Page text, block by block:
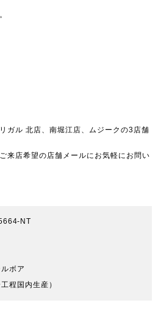
ガル 北店、南堀江店、ムジーク の3店舗
来店希望の店舗メールにお気軽にお問い
NT
ボア
程国内生産）